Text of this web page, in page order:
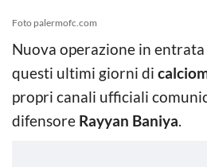
Foto palermofc.com
Nuova operazione in entrata
questi ultimi giorni di
propri canali ufficiali
difensore Rayyan Baniya.